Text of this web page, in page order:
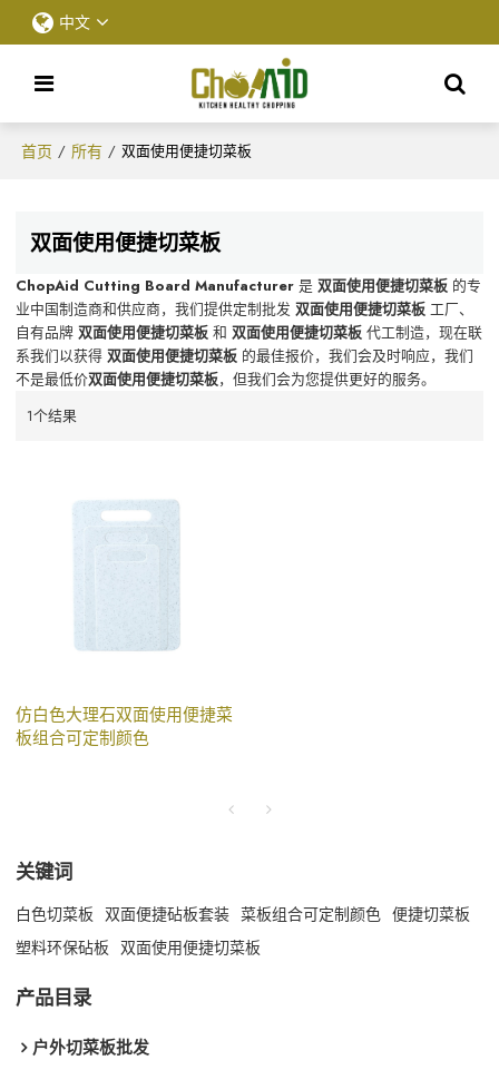
中文
首页 / 所有 / 双面使用便捷切菜板
双面使用便捷切菜板
ChopAid Cutting Board Manufacturer 是双面使用便捷切菜板 的专
业中国制造商和供应商，我们提供定制批发双面使用便捷切菜板 工厂、
自有品牌双面使用便捷切菜板 和双面使用便捷切菜板 代工制造，现在联
系我们以获得双面使用便捷切菜板 的最佳报价，我们会及时响应，我们
不是最低价双面使用便捷切菜板，但我们会为您提供更好的服务。
1个结果
仿白色大理石双面使用便捷菜
板组合可定制颜色
关键词
白色切菜板 双面便捷砧板套装 菜板组合可定制颜色 便捷切菜板
塑料环保砧板 双面使用便捷切菜板
产品目录
户外切菜板批发